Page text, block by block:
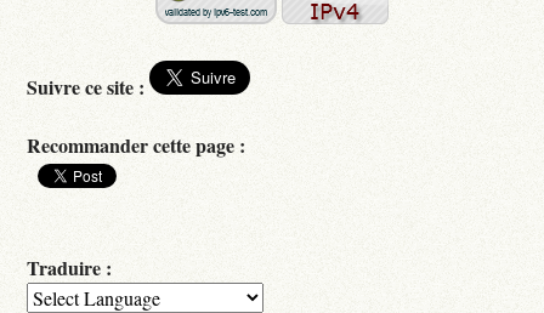
Suivre ce site :
Recommander cette page :
Traduire :